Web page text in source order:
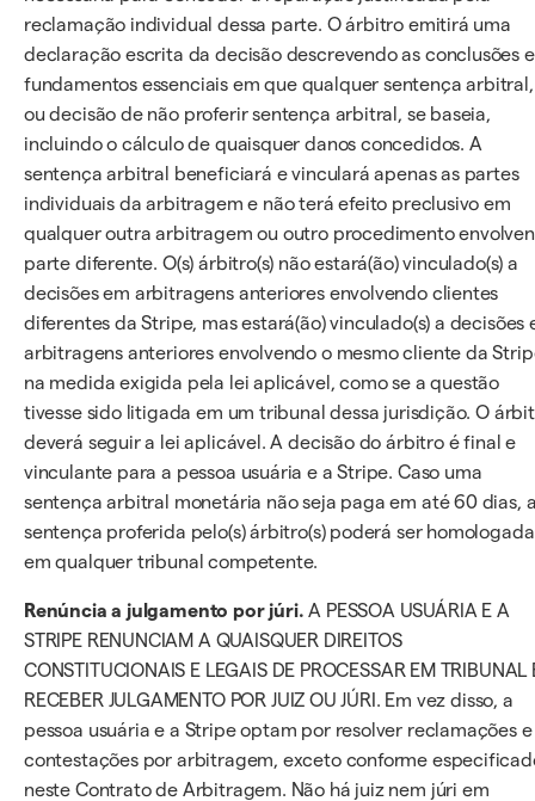
reclamação individual dessa parte. O árbitro emitirá uma
declaração escrita da decisão descrevendo as conclusões e
fundamentos essenciais em que qualquer sentença arbitral,
ou decisão de não proferir sentença arbitral, se baseia,
incluindo o cálculo de quaisquer danos concedidos. A
sentença arbitral beneficiará e vinculará apenas as partes
individuais da arbitragem e não terá efeito preclusivo em
qualquer outra arbitragem ou outro procedimento
parte diferente. O(s) árbitro(s) não estará(ão) vinculado(s) a
decisões em arbitragens anteriores envolvendo clientes
diferentes da Stripe, mas estará(ão) vinculado(s) a decisões
arbitragens anteriores envolvendo o mesmo cliente da
na medida exigida pela lei aplicável, como se a questão
tivesse sido litigada em um tribunal dessa jurisdição. O
deverá seguir a lei aplicável. A decisão do árbitro é final e
vinculante para a pessoa usuária e a Stripe. Caso uma
sentença arbitral monetária não seja paga em até 60 dias,
sentença proferida pelo(s) árbitro(s) poderá ser homologada
em qualquer tribunal competente.
Renúncia a julgamento por júri. A PESSOA USUÁRIA E A
STRIPE RENUNCIAM A QUAISQUER DIREITOS
CONSTITUCIONAIS E LEGAIS DE PROCESSAR EM TRIBUNAL
RECEBER JULGAMENTO POR JUIZ OU JÚRI. Em vez disso, a
pessoa usuária e a Stripe optam por resolver reclamações e
contestações por arbitragem, exceto conforme
neste Contrato de Arbitragem. Não há juiz nem júri em